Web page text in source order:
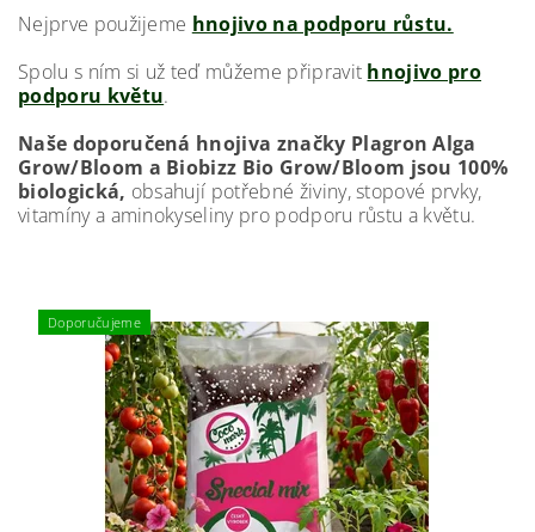
Nejprve použijeme hnojivo na podporu růstu.
Spolu s ním si už teď můžeme připravit hnojivo pro
podporu květu.
Naše doporučená hnojiva značky Plagron Alga
Grow/Bloom a Biobizz Bio Grow/Bloom jsou 100%
biologická, obsahují potřebné živiny, stopové prvky,
vitamíny a aminokyseliny pro podporu růstu a květu.
Doporučujeme